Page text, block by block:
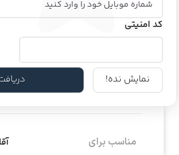
حجم
کشور مبدا برند
مناسب برای
کد امنیتی
نمایش نده!